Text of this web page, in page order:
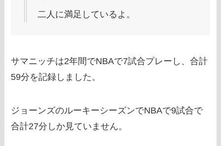
二人に満足しているよ。
サマニッチは2年間でNBAで7試合プレーし、合計
59分を記録しました。
ジョーンズのルーキーシーズンでNBAで9試合で
合計27分しか見ていません。